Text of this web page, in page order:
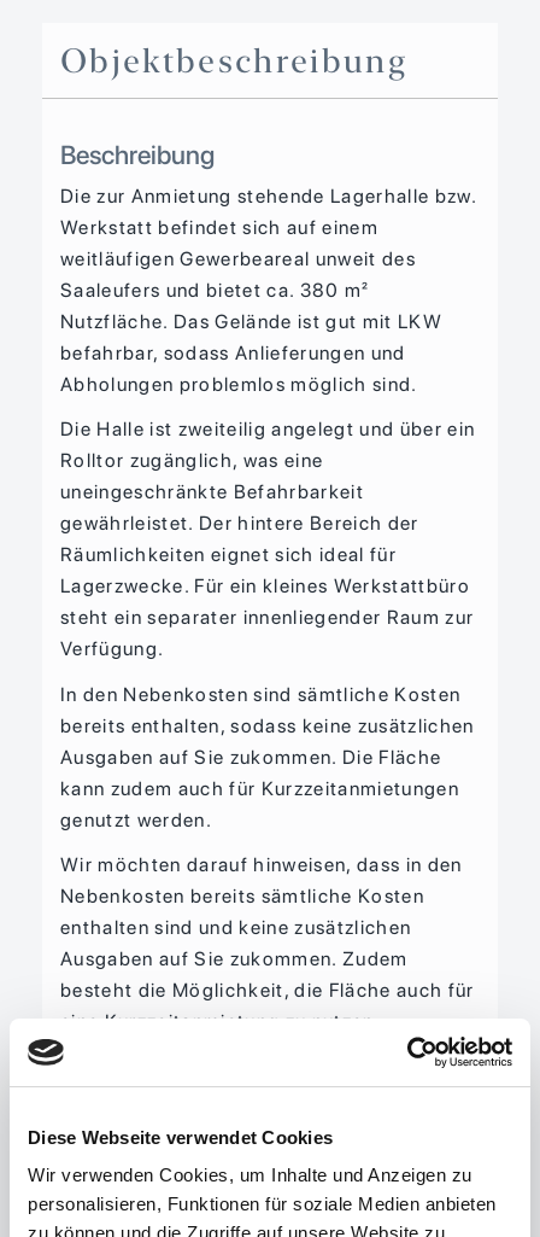
Diese Webseite verwendet Cookies
Wir verwenden Cookies, um Inhalte und Anzeigen zu
personalisieren, Funktionen für soziale Medien anbieten
zu können und die Zugriffe auf unsere Website zu
Objekt­beschreibung
Beschreibung
Die zur Anmietung stehende Lagerhalle bzw.
Werkstatt befindet sich auf einem
weitläufigen Gewerbeareal unweit des
Saaleufers und bietet ca. 380 m²
Nutzfläche. Das Gelände ist gut mit LKW
befahrbar, sodass Anlieferungen und
Abholungen problemlos möglich sind.
Die Halle ist zweiteilig angelegt und über ein
Rolltor zugänglich, was eine
uneingeschränkte Befahrbarkeit
gewährleistet. Der hintere Bereich der
Räumlichkeiten eignet sich ideal für
Lagerzwecke. Für ein kleines Werkstattbüro
steht ein separater innenliegender Raum zur
Verfügung.
In den Nebenkosten sind sämtliche Kosten
bereits enthalten, sodass keine zusätzlichen
Ausgaben auf Sie zukommen. Die Fläche
kann zudem auch für Kurzzeitanmietungen
genutzt werden.
Wir möchten darauf hinweisen, dass in den
Nebenkosten bereits sämtliche Kosten
enthalten sind und keine zusätzlichen
Ausgaben auf Sie zukommen. Zudem
besteht die Möglichkeit, die Fläche auch für
eine Kurzzeitanmietung zu nutzen.
Sonstiges
Hinweis: Bitte haben Sie dafür Verständnis,
Reservierungen unverbindlich sind und
immer nur vorbehaltlich der Zustimmung